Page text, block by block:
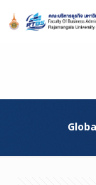
Content